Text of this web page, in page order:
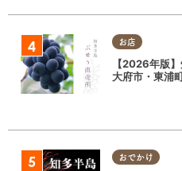
お店
【2026年版
大府市・東浦
おでかけ